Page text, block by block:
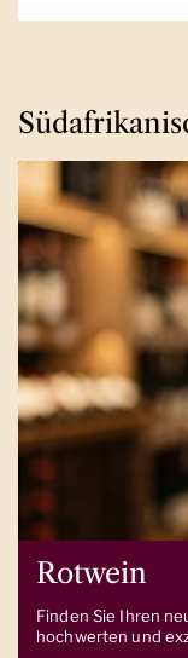
Rotwein
Finden Sie Ihren
hochwerten und